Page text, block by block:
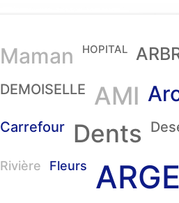
Maman HOPITAL
DEMOISELLE AMI
Carrefour Dents
Rivière Fleurs